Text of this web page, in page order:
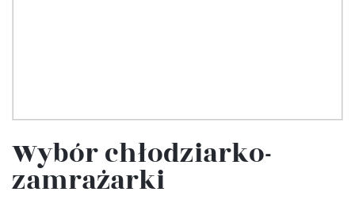
Wybór chłodziarko-
zamrażarki